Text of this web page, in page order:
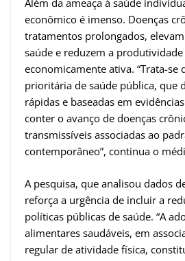
Além da ameaça à saúde
econômico é imenso. Doenças
tratamentos prolongados,
saúde e reduzem a
economicamente ativa. “Trata-se
prioritária de saúde pública, que
rápidas e baseadas em
conter o avanço de doenças
transmissíveis associadas ao
contemporâneo”, continua o
A pesquisa, que analisou dados
reforça a urgência de incluir a
políticas públicas de saúde. “A
alimentares saudáveis, em
regular de atividade física,